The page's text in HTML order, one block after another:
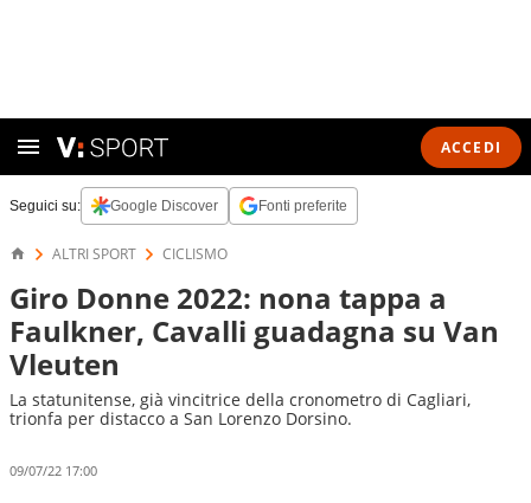
ACCEDI
Seguici su: Google Discover Fonti preferite
ALTRI SPORT CICLISMO
Giro Donne 2022: nona tappa a
Faulkner, Cavalli guadagna su Van
Vleuten
La statunitense, già vincitrice della cronometro di Cagliari,
trionfa per distacco a San Lorenzo Dorsino.
09/07/22 17:00